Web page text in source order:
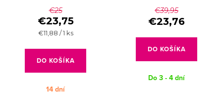
€25
€23,75
Jednotková
€11,88 / 1 ks
DO KOŠÍKA
14 dní
€39,95
€23,76
DO KOŠÍKA
Do 3 - 4 dní